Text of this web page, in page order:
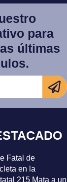
para
últimas
Fatal de
en la
215 Mata a un